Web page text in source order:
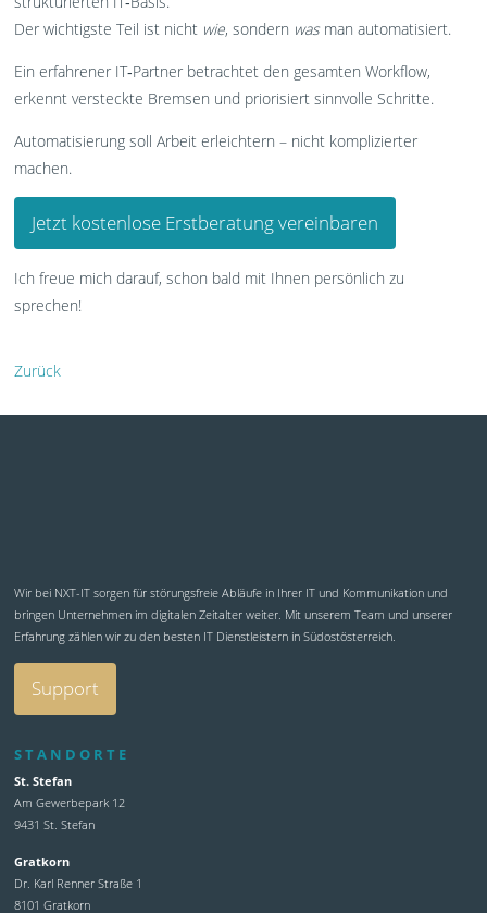
Der wichtigste Teil ist nicht wie, sondern wasman automatisiert.
Ein erfahrener IT‑Partner betrachtet den gesamten Workflow,
erkennt versteckte Bremsen und priorisiert sinnvolle Schritte.
Automatisierung soll Arbeit erleichtern – nicht komplizierter
machen.
Jetzt kostenlose Erstberatung vereinbaren
Ich freue mich darauf, schon bald mit Ihnen persönlich zu
sprechen!
Zurück
Wir bei NXT-IT sorgen für störungsfreie Abläufe in Ihrer IT und Kommunikation und
bringen Unternehmen im digitalen Zeitalter weiter. Mit unserem Team und unserer
Erfahrung zählen wir zu den besten IT Dienstleistern in Südostösterreich.
Support
STANDORTE
St. Stefan
Am Gewerbepark 12
9431 St. Stefan
Gratkorn
Dr. Karl Renner Straße 1
8101 Gratkorn